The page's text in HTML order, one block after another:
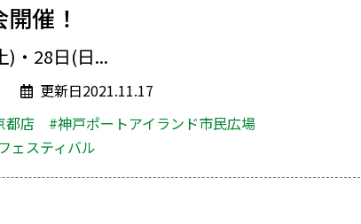
催！
)・28日(日...
更新日2021.11.17
都店
#神戸ポートアイランド市民広場
ェスティバル